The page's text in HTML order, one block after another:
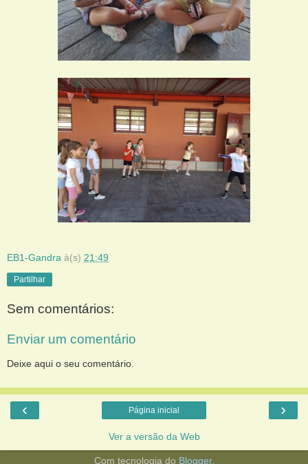
EB1-Gandra à(s) 21:49
Partilhar
Sem comentários:
Enviar um comentário
Deixe aqui o seu comentário.
‹ ›
Página inicial
Ver a versão da Web
Com tecnologia do Blogger.